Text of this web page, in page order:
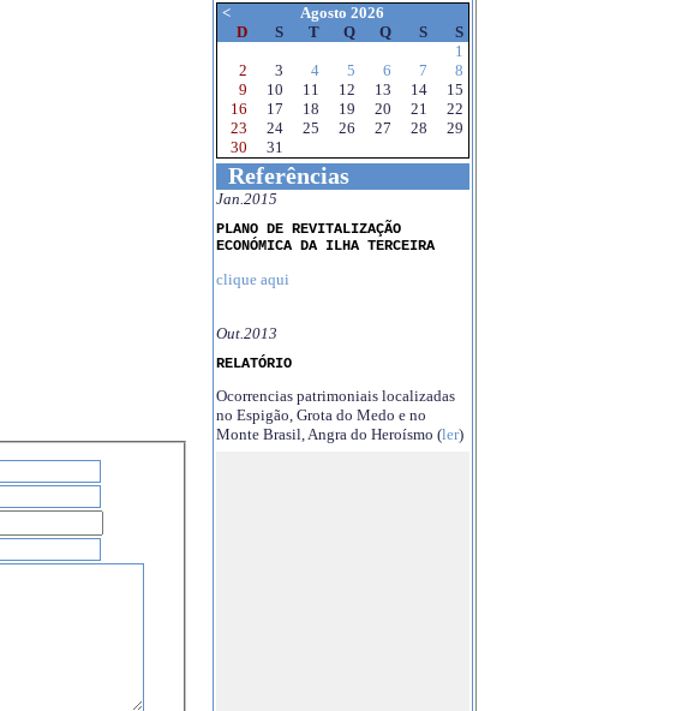
<
Agosto 2026
D
S T Q Q S
S
1
2
3 4 5 6 7
8
9
10 11 12 13 14
15
16
17 18 19 20 21
22
23
24 25 26 27 28
29
30
31
Referências
Jan.2015
PLANO DE REVITALIZAÇÃO
ECONÓMICA DA ILHA TERCEIRA
clique aqui
Out.2013
RELATÓRIO
Ocorrencias patrimoniais localizadas
no Espigão, Grota do Medo e no
Monte Brasil, Angra do Heroísmo (ler)